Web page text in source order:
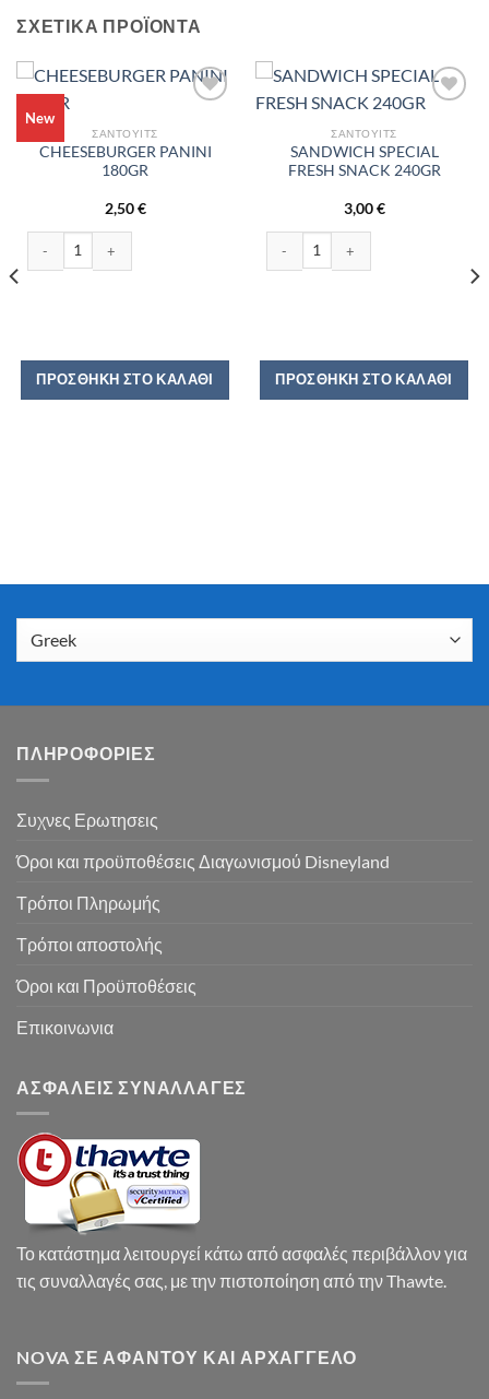
ΣΧΕΤΙΚΆ ΠΡΟΪΌΝΤΑ
New
ΣΆΝΤΟΥΙΤΣ
CHEESEBURGER PANINI
180GR
2,50€
CHEESEBURGER PANINI 180GR ποσότητα
ΠΡΟΣΘΉΚΗ ΣΤΟ ΚΑΛΆΘΙ
ΣΆΝΤΟΥΙΤΣ
SANDWICH SPECIAL
FRESH SNACK 240GR
3,00€
SANDWICH SPECIAL FRESH
ΠΡΟΣΘΉΚΗ ΣΤΟ ΚΑΛΆΘΙ
220GR ποσότητα
ΠΛΗΡΟΦΟΡΙΕΣ
Συχνες Ερωτησεις
Όροι και προϋποθέσεις Διαγωνισμού Disneyland
Τρόποι Πληρωμής
Τρόποι αποστολής
Όροι και Προϋποθέσεις
Επικοινωνια
ΑΣΦΑΛΕΙΣ ΣΥΝΑΛΛΑΓΕΣ
Το κατάστημα λειτουργεί κάτω από ασφαλές περιβάλλον για
τις συναλλαγές σας, με την πιστοποίηση από την Thawte.
NOVA ΣΕ ΑΦΆΝΤΟΥ ΚΑΙ ΑΡΧΆΓΓΕΛΟ